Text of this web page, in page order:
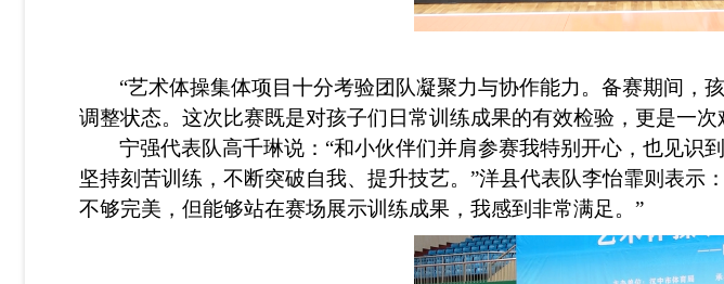
“艺术体操集体项目十分考验团队凝聚力与协作能力。备赛期间，
调整状态。这次比赛既是对孩子们日常训练成果的有效检验，更是一次
宁强代表队高千琳说：“和小伙伴们并肩参赛我特别开心，也见识
坚持刻苦训练，不断突破自我、提升技艺。”洋县代表队李怡霏则表
不够完美，但能够站在赛场展示训练成果，我感到非常满足。”